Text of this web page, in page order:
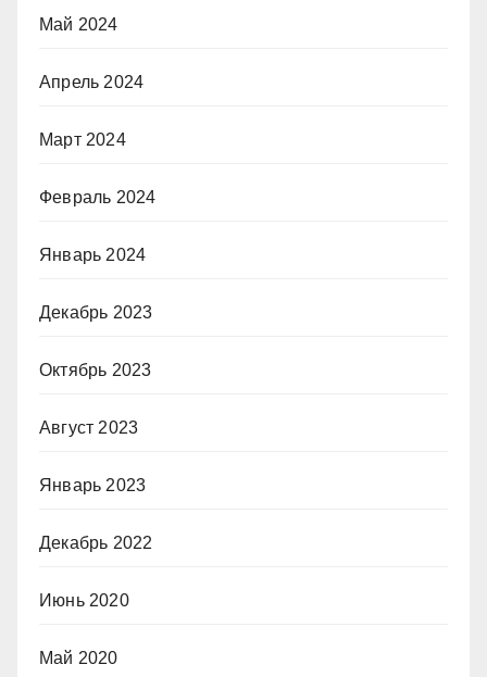
Май 2024
Апрель 2024
Март 2024
Февраль 2024
Январь 2024
Декабрь 2023
Октябрь 2023
Август 2023
Январь 2023
Декабрь 2022
Июнь 2020
Май 2020